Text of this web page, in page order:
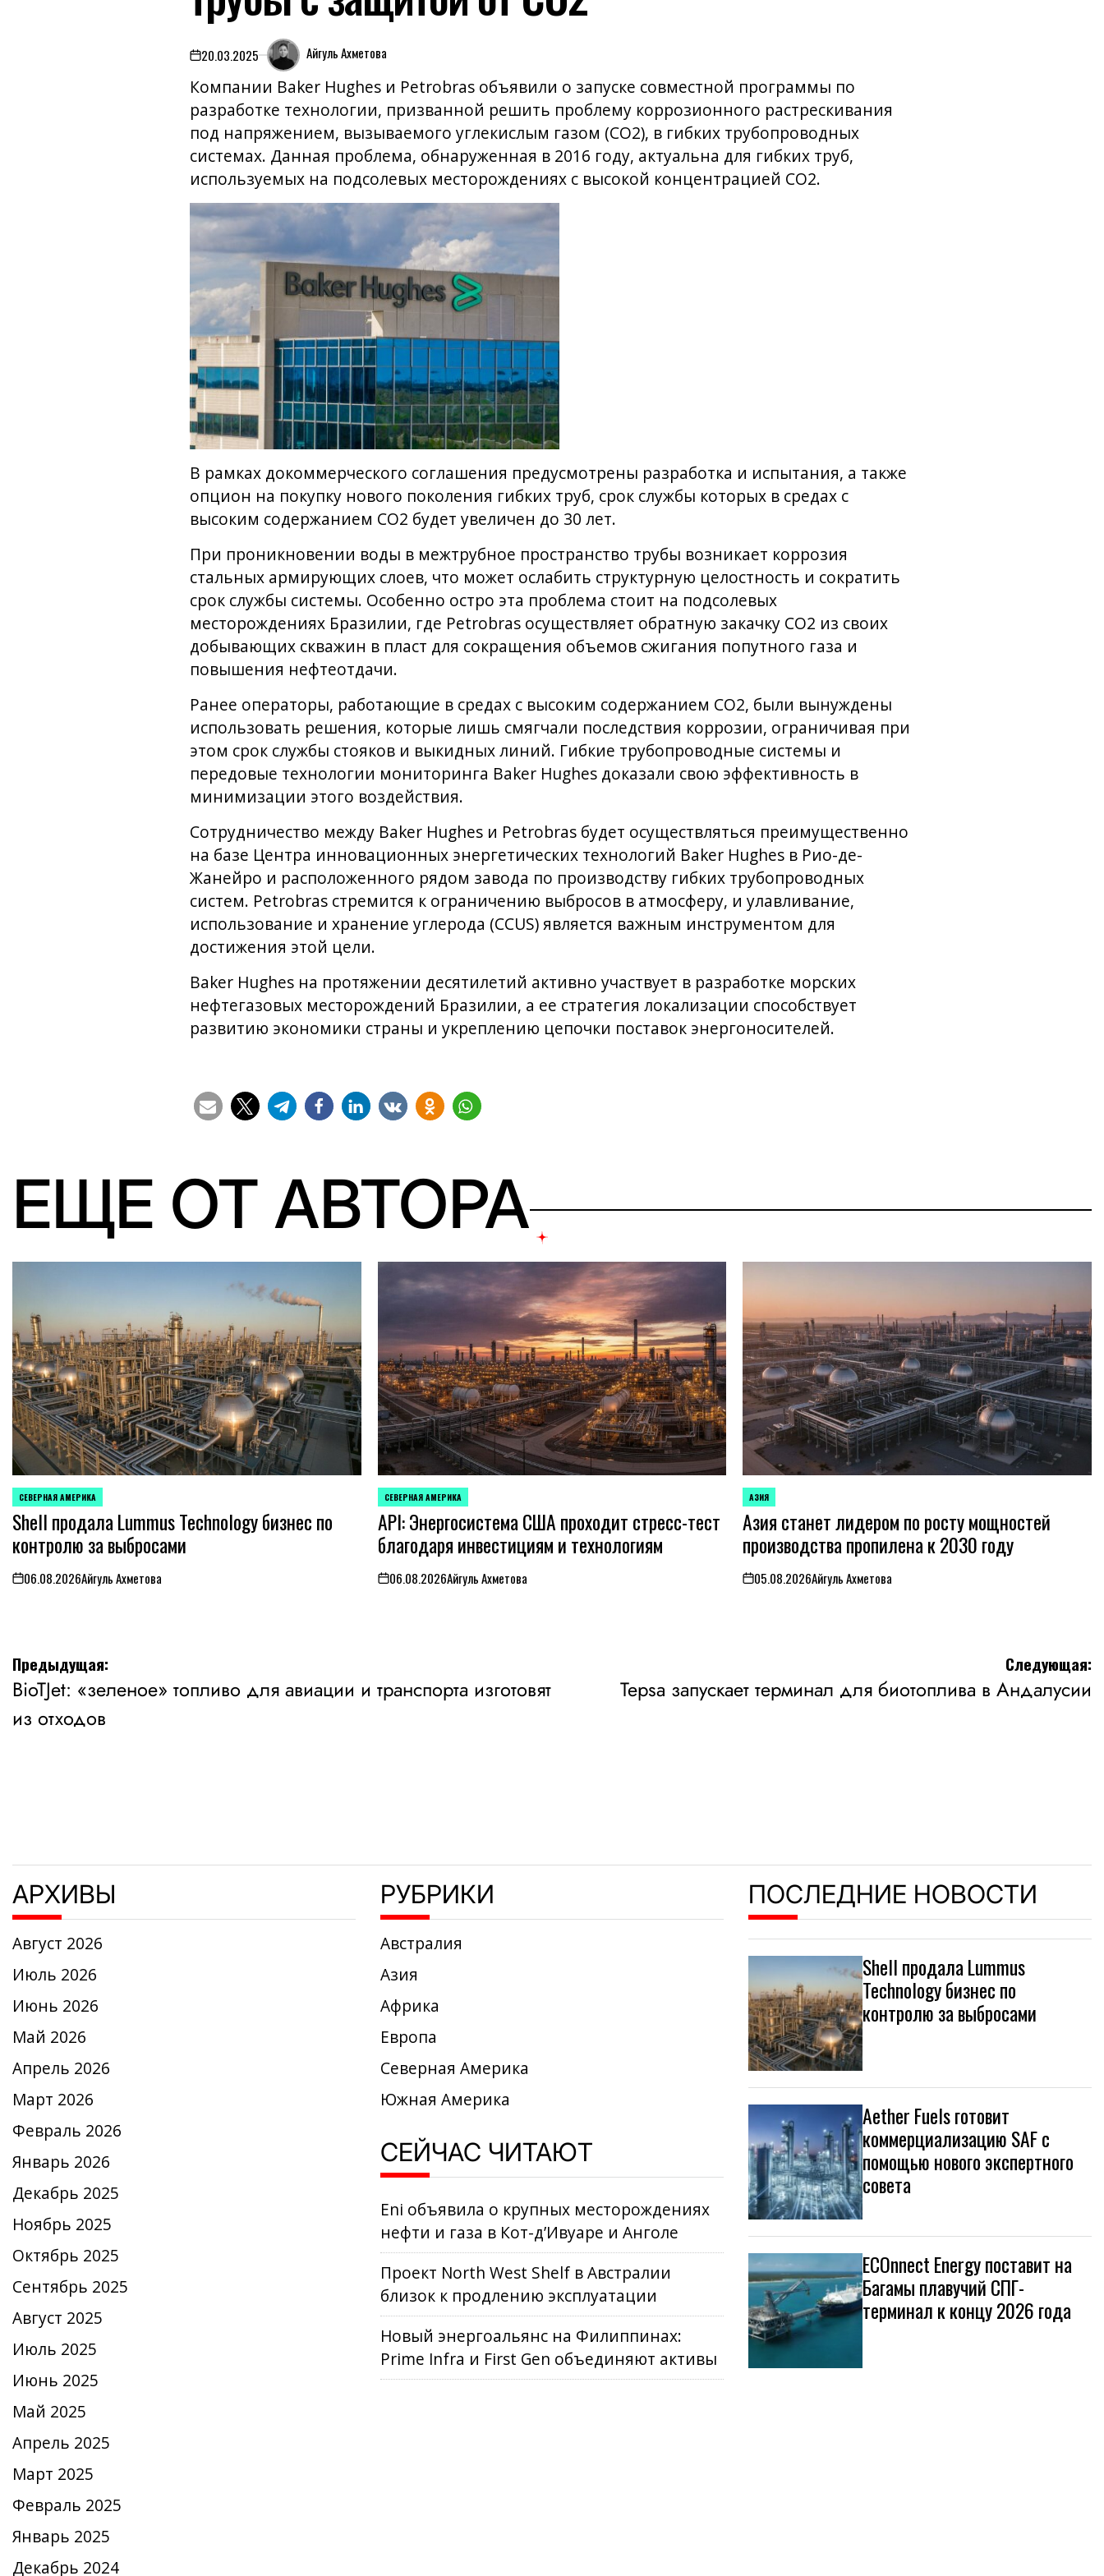
on20.03.2025 Айгуль Ахметова
Компании Baker Hughes и Petrobras объявили о запуске совместной программы по
разработке технологии, призванной решить проблему коррозионного растрескивания
под напряжением, вызываемого углекислым газом (CO2), в гибких трубопроводных
системах. Данная проблема, обнаруженная в 2016 году, актуальна для гибких труб,
используемых на подсолевых месторождениях с высокой концентрацией CO2.
В рамках докоммерческого соглашения предусмотрены разработка и испытания, а также
опцион на покупку нового поколения гибких труб, срок службы которых в средах с
высоким содержанием CO2 будет увеличен до 30 лет.
При проникновении воды в межтрубное пространство трубы возникает коррозия
стальных армирующих слоев, что может ослабить структурную целостность и сократить
срок службы системы. Особенно остро эта проблема стоит на подсолевых
месторождениях Бразилии, где Petrobras осуществляет обратную закачку CO2 из своих
добывающих скважин в пласт для сокращения объемов сжигания попутного газа и
повышения нефтеотдачи.
Ранее операторы, работающие в средах с высоким содержанием CO2, были вынуждены
использовать решения, которые лишь смягчали последствия коррозии, ограничивая при
этом срок службы стояков и выкидных линий. Гибкие трубопроводные системы и
передовые технологии мониторинга Baker Hughes доказали свою эффективность в
минимизации этого воздействия.
Сотрудничество между Baker Hughes и Petrobras будет осуществляться преимущественно
на базе Центра инновационных энергетических технологий Baker Hughes в Рио-де-
Жанейро и расположенного рядом завода по производству гибких трубопроводных
систем. Petrobras стремится к ограничению выбросов в атмосферу, и улавливание,
использование и хранение углерода (CCUS) является важным инструментом для
достижения этой цели.
Baker Hughes на протяжении десятилетий активно участвует в разработке морских
нефтегазовых месторождений Бразилии, а ее стратегия локализации способствует
развитию экономики страны и укреплению цепочки поставок энергоносителей.
ЕЩЕ ОТ АВТОРА
ОПУБЛИКОВАНО
В
СЕВЕРНАЯ АМЕРИКА
Shell продала Lummus Technology бизнес по
контролю за выбросами
on06.08.2026Айгуль Ахметова
ОПУБЛИКОВАНО
В
СЕВЕРНАЯ АМЕРИКА
API: Энергосистема США проходит стресс-тест
благодаря инвестициям и технологиям
on06.08.2026Айгуль Ахметова
ОПУБЛИКОВАНО
В
АЗИЯ
Азия станет лидером по росту мощностей
производства пропилена к 2030 году
on05.08.2026Айгуль Ахметова
Навигация
по
записям
Предыдущая:
BioTJet: «зеленое» топливо для авиации и транспорта изготовят
из отходов
Следующая:
Tepsa запускает терминал для биотоплива в Андалусии
АРХИВЫ
Август 2026
Июль 2026
Июнь 2026
Май 2026
Апрель 2026
Март 2026
Февраль 2026
Январь 2026
Декабрь 2025
Ноябрь 2025
Октябрь 2025
Сентябрь 2025
Август 2025
Июль 2025
Июнь 2025
Май 2025
Апрель 2025
Март 2025
Февраль 2025
Январь 2025
Декабрь 2024
РУБРИКИ
Австралия
Азия
Африка
Европа
Северная Америка
Южная Америка
СЕЙЧАС ЧИТАЮТ
Eni объявила о крупных месторождениях
нефти и газа в Кот-д’Ивуаре и Анголе
Проект North West Shelf в Австралии
близок к продлению эксплуатации
Новый энергоальянс на Филиппинах:
Prime Infra и First Gen объединяют активы
ПОСЛЕДНИЕ НОВОСТИ
Shell продала Lummus
Technology бизнес по
контролю за выбросами
Aether Fuels готовит
коммерциализацию SAF с
помощью нового экспертного
совета
ECOnnect Energy поставит на
Багамы плавучий СПГ-
терминал к концу 2026 года